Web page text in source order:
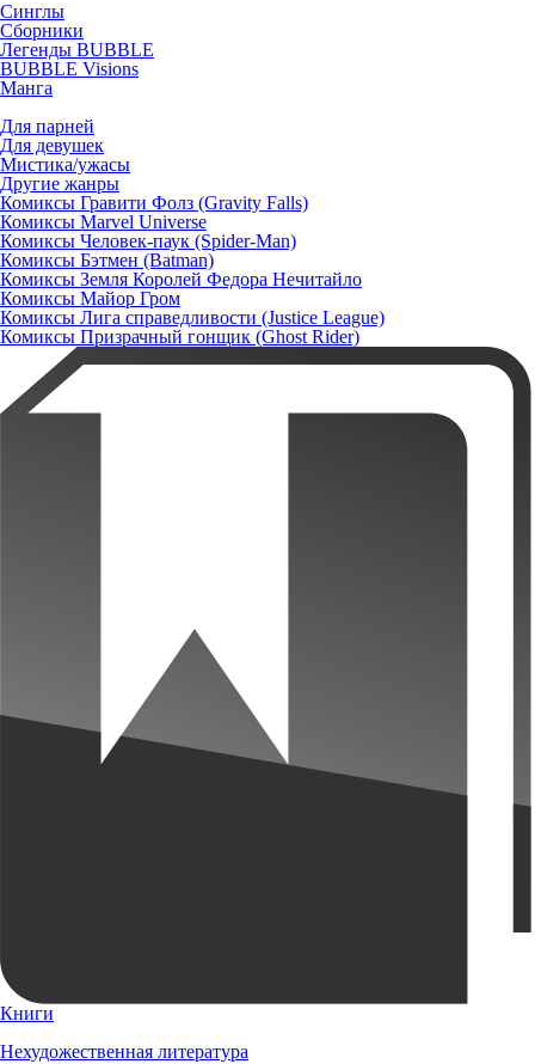
Синглы
Сборники
Легенды BUBBLE
BUBBLE Visions
Манга
Для парней
Для девушек
Мистика/ужасы
Другие жанры
Комиксы Гравити Фолз (Gravity Falls)
Комиксы Marvel Universe
Комиксы Человек-паук (Spider-Man)
Комиксы Бэтмен (Batman)
Комиксы Земля Королей Федора Нечитайло
Комиксы Майор Гром
Комиксы Лига справедливости (Justice League)
Комиксы Призрачный гонщик (Ghost Rider)
Книги
Нехудожественная литература